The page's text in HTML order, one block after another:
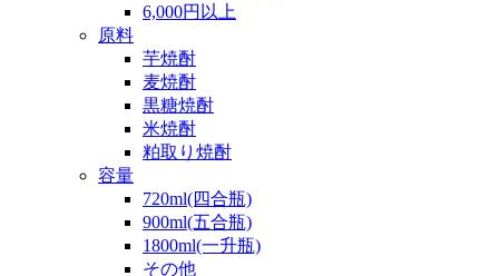
6,000円以上
原料
芋焼酎
麦焼酎
黒糖焼酎
米焼酎
粕取り焼酎
容量
720ml(四合瓶)
900ml(五合瓶)
1800ml(一升瓶)
その他